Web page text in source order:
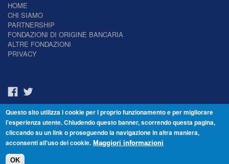
HOME
CHI SIAMO
PARTNERSHIP
FONDAZIONI DI ORIGINE BANCARIA
ALTRE FONDAZIONI
PRIVACY
Il Giornale delle Fondazioni - Periodico telematico
Reg. Tribunale n.7 del 22/07/2014 – ISSN 2421-2466
© Fondazione Venezia 2000 - Dorsoduro 3488/U - 30123 Venezia - Italia -
Questo sito utilizza i cookie per i proprio funzionamento e per migliorare
l'esperienza utente. Chiudendo questo banner, scorrendo questa pagina,
cliccando su un link o proseguendo la navigazione in altra maniera,
acconsenti all'uso dei cookie. Maggiori informazioni
OK